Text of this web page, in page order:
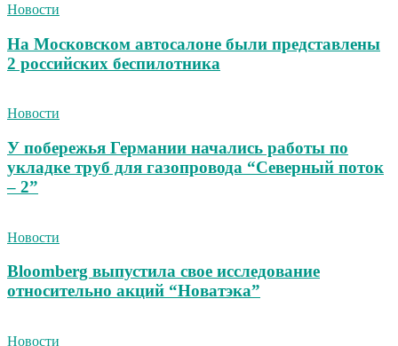
Новости
На Московском автосалоне были представлены
2 российских беспилотника
Новости
У побережья Германии начались работы по
укладке труб для газопровода “Северный поток
– 2”
Новости
Bloomberg выпустила свое исследование
относительно акций “Новатэка”
Новости